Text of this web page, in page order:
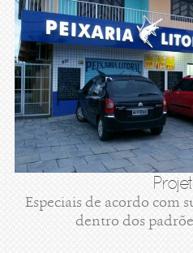
Especiais de acordo com
dentro dos